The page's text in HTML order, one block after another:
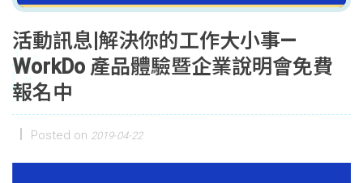
活動訊息|解決你的工作大小事—
WorkDo 產品體驗暨企業說明會免費
報名中
Posted on 2019-04-22